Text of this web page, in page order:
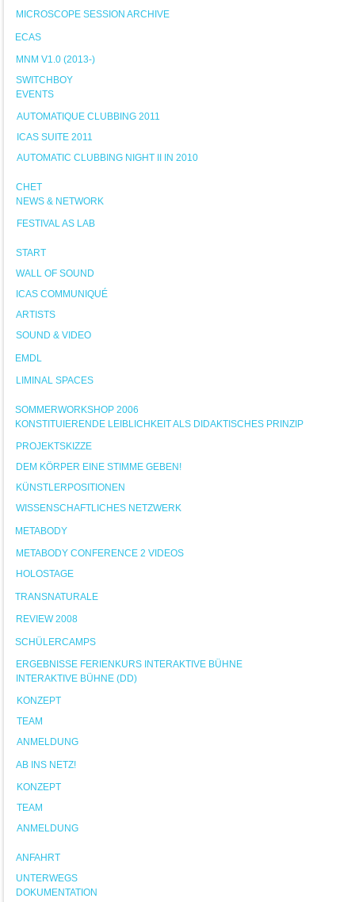
MICROSCOPE SESSION ARCHIVE
ECAS
MNM V1.0 (2013-)
SWITCHBOY
EVENTS
AUTOMATIQUE CLUBBING 2011
ICAS SUITE 2011
AUTOMATIC CLUBBING NIGHT II IN 2010
CHET
NEWS & NETWORK
FESTIVAL AS LAB
START
WALL OF SOUND
ICAS COMMUNIQUÉ
ARTISTS
SOUND & VIDEO
EMDL
LIMINAL SPACES
SOMMERWORKSHOP 2006
KONSTITUIERENDE LEIBLICHKEIT ALS DIDAKTISCHES PRINZIP
PROJEKTSKIZZE
DEM KÖRPER EINE STIMME GEBEN!
KÜNSTLERPOSITIONEN
WISSENSCHAFTLICHES NETZWERK
METABODY
METABODY CONFERENCE 2 VIDEOS
HOLOSTAGE
TRANSNATURALE
REVIEW 2008
SCHÜLERCAMPS
ERGEBNISSE FERIENKURS INTERAKTIVE BÜHNE
INTERAKTIVE BÜHNE (DD)
KONZEPT
TEAM
ANMELDUNG
AB INS NETZ!
KONZEPT
TEAM
ANMELDUNG
ANFAHRT
UNTERWEGS
DOKUMENTATION